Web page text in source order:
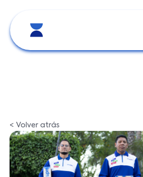
< Volver atrás